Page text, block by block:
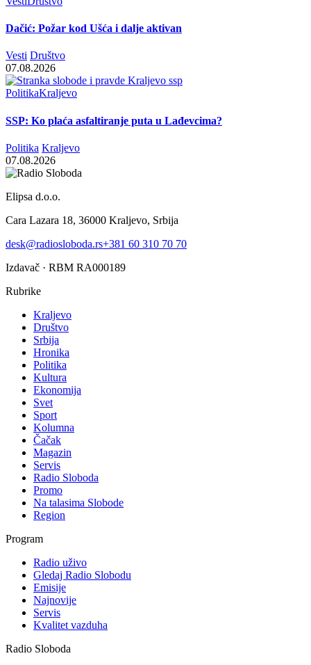
Dačić: Požar kod Ušća i dalje aktivan
Vesti Društvo
07.08.2026
PolitikaKraljevo
SSP: Ko plaća asfaltiranje puta u Lađevcima?
Politika Kraljevo
07.08.2026
Elipsa d.o.o.
Cara Lazara 18, 36000 Kraljevo, Srbija
desk@radiosloboda.rs+381 60 310 70 70
Izdavač · RBM RA000189
Rubrike
Kraljevo
Društvo
Srbija
Hronika
Politika
Kultura
Ekonomija
Svet
Sport
Kolumna
Čačak
Magazin
Servis
Radio Sloboda
Promo
Na talasima Slobode
Region
Program
Radio uživo
Gledaj Radio Slobodu
Emisije
Najnovije
Servis
Kvalitet vazduha
Radio Sloboda